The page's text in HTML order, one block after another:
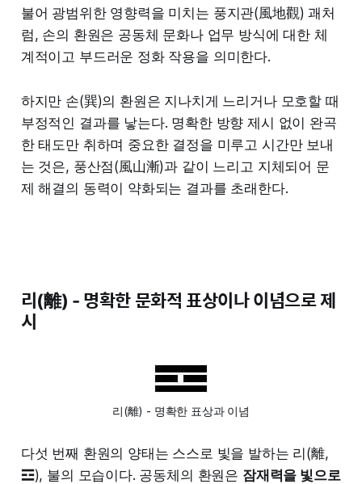
불어 광범위한 영향력을 미치는 풍지관(風地觀) 괘처
럼, 손의 환원은 공동체 문화나 업무 방식에 대한 체
계적이고 부드러운 정화 작용을 의미한다.
하지만 손(巽)의 환원은 지나치게 느리거나 모호할 때
부정적인 결과를 낳는다. 명확한 방향 제시 없이 완곡
한 태도만 취하며 중요한 결정을 미루고 시간만 보내
는 것은, 풍산점(風山漸)과 같이 느리고 지체되어 문
제 해결의 동력이 약화되는 결과를 초래한다.
리(離) - 명확한 문화적 표상이나 이념으로 제
시
리(離) - 명확한 표상과 이념
다섯 번째 환원의 양태는 스스로 빛을 발하는 리(離,
☲), 불의 모습이다. 공동체의 환원은 잠재력을 빛으로